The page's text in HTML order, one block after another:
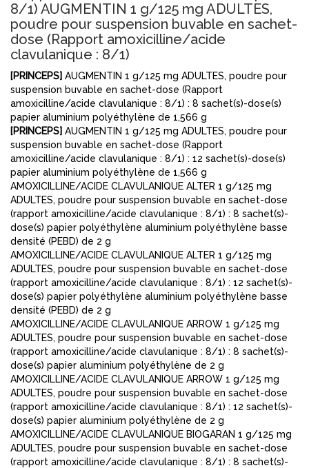
8/1) AUGMENTIN 1 g/125 mg ADULTES,
poudre pour suspension buvable en sachet-
dose (Rapport amoxicilline/acide
clavulanique : 8/1)
[PRINCEPS] AUGMENTIN 1 g/125 mg ADULTES, poudre pour
suspension buvable en sachet-dose (Rapport
amoxicilline/acide clavulanique : 8/1) : 8 sachet(s)-dose(s)
papier aluminium polyéthylène de 1,566 g
[PRINCEPS] AUGMENTIN 1 g/125 mg ADULTES, poudre pour
suspension buvable en sachet-dose (Rapport
amoxicilline/acide clavulanique : 8/1) : 12 sachet(s)-dose(s)
papier aluminium polyéthylène de 1,566 g
AMOXICILLINE/ACIDE CLAVULANIQUE ALTER 1 g/125 mg
ADULTES, poudre pour suspension buvable en sachet-dose
(rapport amoxicilline/acide clavulanique : 8/1) : 8 sachet(s)-
dose(s) papier polyéthylène aluminium polyéthylène basse
densité (PEBD) de 2 g
AMOXICILLINE/ACIDE CLAVULANIQUE ALTER 1 g/125 mg
ADULTES, poudre pour suspension buvable en sachet-dose
(rapport amoxicilline/acide clavulanique : 8/1) : 12 sachet(s)-
dose(s) papier polyéthylène aluminium polyéthylène basse
densité (PEBD) de 2 g
AMOXICILLINE/ACIDE CLAVULANIQUE ARROW 1 g/125 mg
ADULTES, poudre pour suspension buvable en sachet-dose
(rapport amoxicilline/acide clavulanique : 8/1) : 8 sachet(s)-
dose(s) papier aluminium polyéthylène de 2 g
AMOXICILLINE/ACIDE CLAVULANIQUE ARROW 1 g/125 mg
ADULTES, poudre pour suspension buvable en sachet-dose
(rapport amoxicilline/acide clavulanique : 8/1) : 12 sachet(s)-
dose(s) papier aluminium polyéthylène de 2 g
AMOXICILLINE/ACIDE CLAVULANIQUE BIOGARAN 1 g/125 mg
ADULTES, poudre pour suspension buvable en sachet-dose
(rapport amoxicilline/acide clavulanique : 8/1) : 8 sachet(s)-